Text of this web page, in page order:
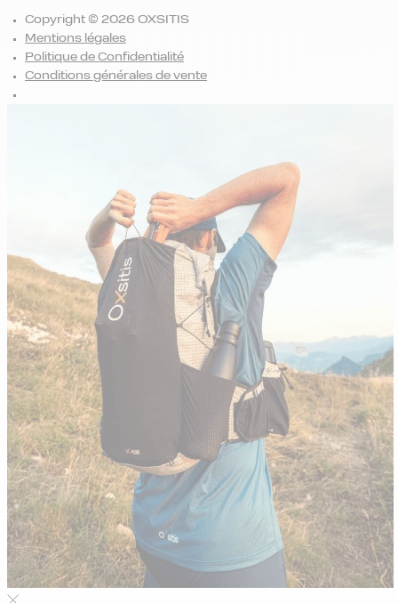
Copyright © 2026 OXSITIS
Mentions légales
Politique de Confidentialité
Conditions générales de vente